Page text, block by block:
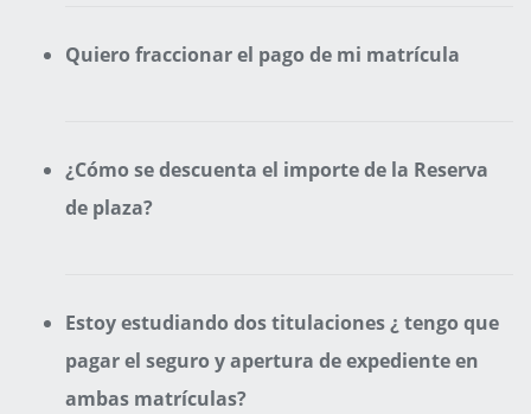
Quiero fraccionar el pago de mi matrícula
¿Cómo se descuenta el importe de la Reserva
de plaza?
Estoy estudiando dos titulaciones ¿ tengo que
pagar el seguro y apertura de expediente en
ambas matrículas?